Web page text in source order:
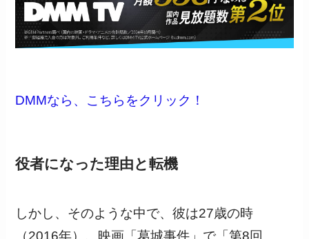
DMMなら、こちらをクリック！
役者になった理由と転機
しかし、そのような中で、彼は27歳の時
（2016年）、映画「葛城事件」で「第8回